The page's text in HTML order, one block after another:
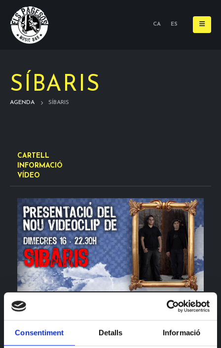
Consentiment Detalls Informació
CA ES
SÍBARIS
AGENDA SÍBARIS
CARTELL
INFORMACIÓ
VÍDEO
Presentació del nou videoclip "Ahora que aprendí" de
la banda Síbaris.
http://www.myspace.com/sibaris